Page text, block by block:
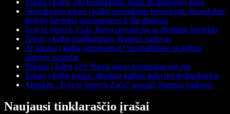
Teksto į kalbą 100 nemokamai: balso technologijų galia
Nemokamas teksto į kalbą sprendimas komercijai: išnaudokite
dirbtinį intelektą įgarsinimams ir dar daugiau
Text to Speech 15.ai: Balsų revoliucija su dirbtiniu intelektu
Teksto į kalbą paaiškinimas: išsamus vadovas
Ar tekstas į kalbą nemokamas? Susipažinkite su kalbos
sintezės pasauliu
Tekstas į kalbą 119: Nauja garso komunikacijos era
Teksto į kalbą kodas: atraskite kalbos galią per technologijas
Atraskite „Text to Speech Zack“ pasaulį: išsamus vadovas
Naujausi tinklaraščio įrašai